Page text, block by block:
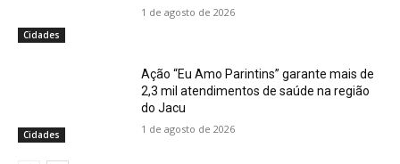
Cidades
1 de agosto de 2026
Cidades
Ação “Eu Amo Parintins” garante mais de
2,3 mil atendimentos de saúde na região
do Jacu
1 de agosto de 2026